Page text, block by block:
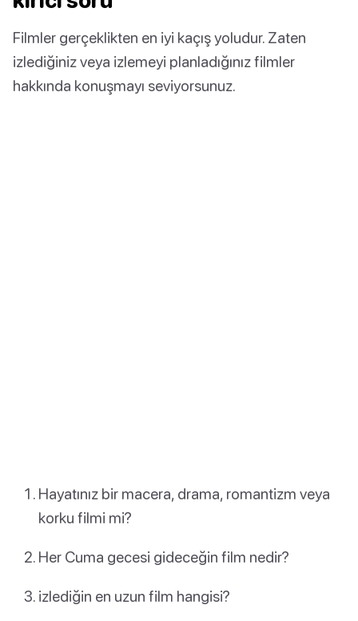
Filmler gerçeklikten en iyi kaçış yoludur. Zaten
izlediğiniz veya izlemeyi planladığınız filmler
hakkında konuşmayı seviyorsunuz.
Hayatınız bir macera, drama, romantizm veya
korku filmi mi?
Her Cuma gecesi gideceğin film nedir?
izlediğin en uzun film hangisi?